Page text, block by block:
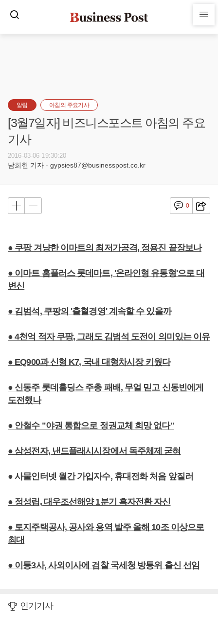
알림 아침의 주요기사
[3월7일자] 비즈니스포스트 아침의 주요
기사
2016-03-06 19:30:20
남희헌 기자 - gypsies87@businesspost.co.kr
0
● 쿠팡 겨냥한 이마트의 최저가공격, 정용진 끝장보나
● 이마트 홈플러스 롯데마트, '온라인형 유통형'으로 대
변신
● 김범석, 쿠팡의 '출혈경영' 계속할 수 있을까
● 4천억 적자 쿠팡, 그래도 김범석 도전이 의미있는 이유
● EQ900과 신형 K7, 국내 대형차시장 키웠다
● 신동주 롯데홀딩스 주총 패배, 무얼 믿고 신동빈에게
도전했나
● 안철수 "야권 통합으로 정권교체 희망 없다"
● 삼성전자, 낸드플래시시장에서 독주체제 굳혀
● 사물인터넷 월간 가입자수, 휴대전화 처음 앞질러
● 정성립, 대우조선해양 1분기 흑자전환 자신
● 토지주택공사, 공사와 용역 발주 올해 10조 이상으로
최대
● 이통3사, 사외이사에 검찰 국세청 방통위 출신 선임
인기기사